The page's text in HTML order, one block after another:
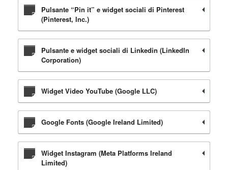
Pulsante “Pin it” e widget sociali di Pinterest
(Pinterest, Inc.)
Pulsante e widget sociali di Linkedin (LinkedIn
Corporation)
Widget Video YouTube (Google LLC)
Google Fonts (Google Ireland Limited)
Widget Instagram (Meta Platforms Ireland
Limited)